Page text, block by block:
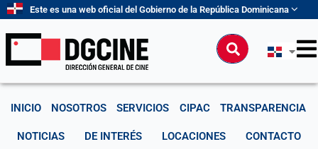
contenido
Este es una web oficial del Gobierno de la República Dominicana
Buscar
INICIO NOSOTROS SERVICIOS CIPAC TRANSPARENCIA
NOTICIAS DE INTERÉS LOCACIONES CONTACTO